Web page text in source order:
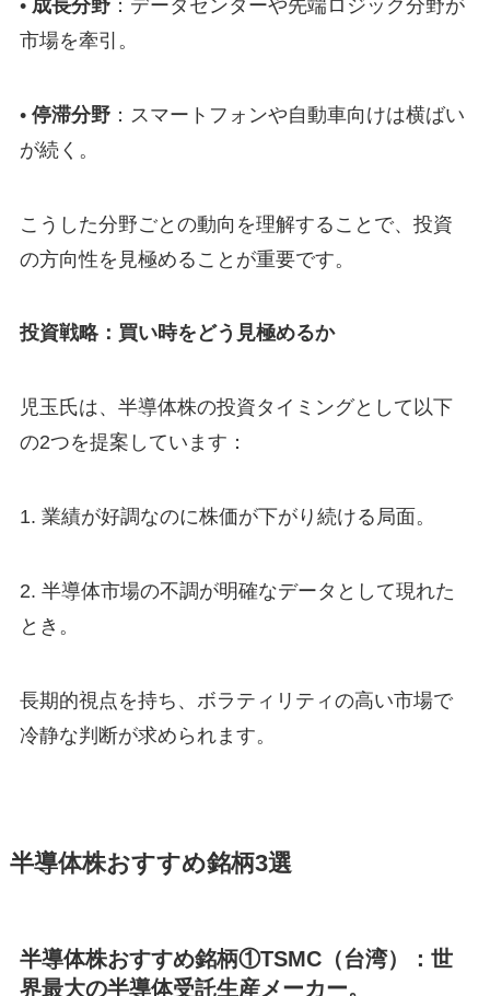
• 成長分野：データセンターや先端ロジック分野が
市場を牽引。
• 停滞分野：スマートフォンや自動車向けは横ばい
が続く。
こうした分野ごとの動向を理解することで、投資
の方向性を見極めることが重要です。
投資戦略：買い時をどう見極めるか
児玉氏は、半導体株の投資タイミングとして以下
の2つを提案しています：
1. 業績が好調なのに株価が下がり続ける局面。
2. 半導体市場の不調が明確なデータとして現れた
とき。
長期的視点を持ち、ボラティリティの高い市場で
冷静な判断が求められます。
半導体株おすすめ銘柄3選
半導体株おすすめ銘柄①TSMC（台湾）：世
界最大の半導体受託生産メーカー。